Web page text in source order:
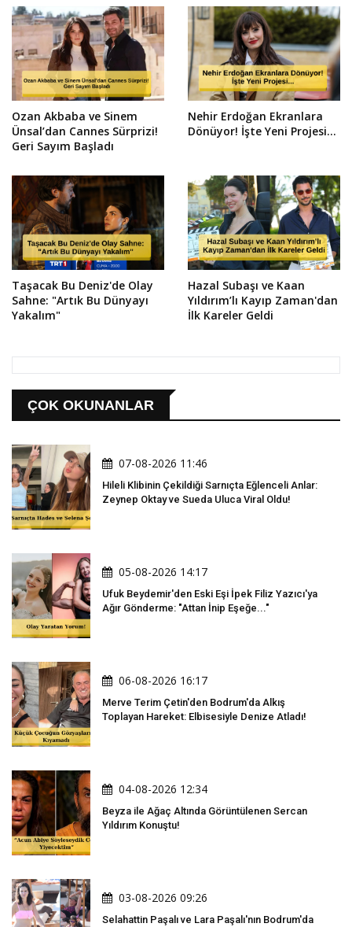
Ozan Akbaba ve Sinem
Ünsal’dan Cannes Sürprizi!
Geri Sayım Başladı
Nehir Erdoğan Ekranlara
Dönüyor! İşte Yeni Projesi...
Taşacak Bu Deniz'de Olay
Sahne: "Artık Bu Dünyayı
Yakalım"
Hazal Subaşı ve Kaan
Yıldırım’lı Kayıp Zaman'dan
İlk Kareler Geldi
ÇOK OKUNANLAR
07-08-2026 11:46
Hileli Klibinin Çekildiği Sarnıçta Eğlenceli Anlar:
Zeynep Oktay ve Sueda Uluca Viral Oldu!
05-08-2026 14:17
Ufuk Beydemir'den Eski Eşi İpek Filiz Yazıcı'ya
Ağır Gönderme: "Attan İnip Eşeğe..."
06-08-2026 16:17
Merve Terim Çetin'den Bodrum'da Alkış
Toplayan Hareket: Elbisesiyle Denize Atladı!
04-08-2026 12:34
Beyza ile Ağaç Altında Görüntülenen Sercan
Yıldırım Konuştu!
03-08-2026 09:26
Selahattin Paşalı ve Lara Paşalı'nın Bodrum'da